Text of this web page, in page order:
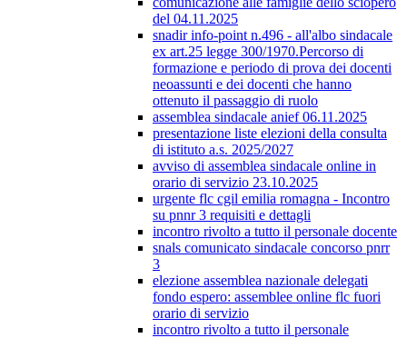
del 04.11.2025
snadir info-point n.496 - all'albo sindacale
ex art.25 legge 300/1970.Percorso di
formazione e periodo di prova dei docenti
neoassunti e dei docenti che hanno
ottenuto il passaggio di ruolo
assemblea sindacale anief 06.11.2025
presentazione liste elezioni della consulta
di istituto a.s. 2025/2027
avviso di assemblea sindacale online in
orario di servizio 23.10.2025
urgente flc cgil emilia romagna - Incontro
su pnnr 3 requisiti e dettagli
incontro rivolto a tutto il personale docente
snals comunicato sindacale concorso pnrr
3
elezione assemblea nazionale delegati
fondo espero: assemblee online flc fuori
orario di servizio
incontro rivolto a tutto il personale